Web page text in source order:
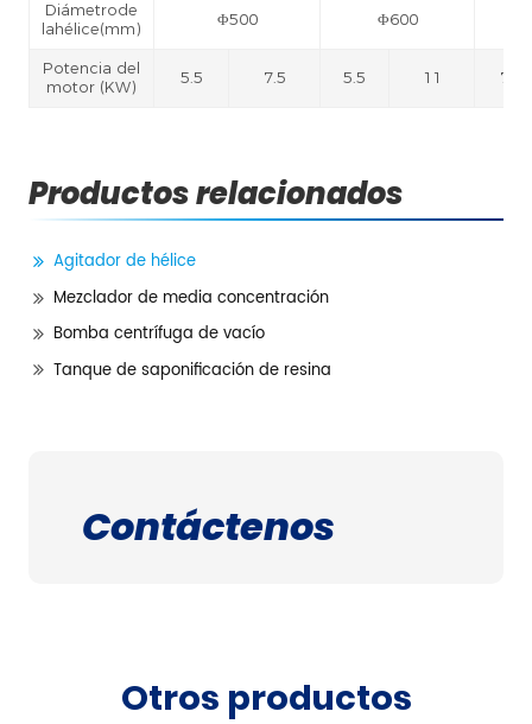
Diámetrode
lahélice(mm)
Φ500 Φ600
Potencia del
motor (KW)
5.5 7.5 5.5 11 7.5
Productos relacionados
Agitador de hélice
Mezclador de media concentración
Bomba centrífuga de vacío
Tanque de saponificación de resina
Contáctenos
Otros productos